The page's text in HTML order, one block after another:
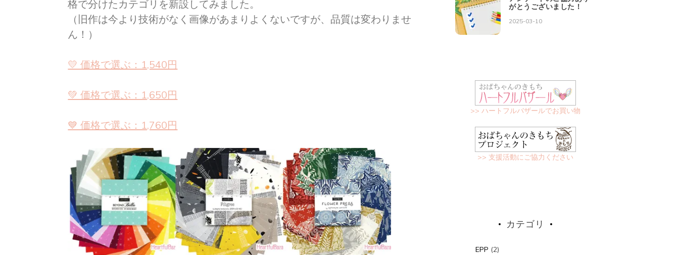
格で分けたカテゴリを新設してみました。
（旧作は今より技術がなく画像があまりよくないですが、品質は変わりませ
ん！）
💛 価格で選ぶ：1,540円
💚 価格で選ぶ：1,650円
💙 価格で選ぶ：1,760円
がとうございました！
2025-03-10
>> ハートフルバザールでお買い物
>> 支援活動にご協力ください
カテゴリ
EPP (2)